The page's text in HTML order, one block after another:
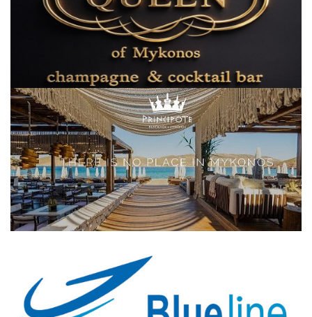
Local Elections 2023
Elections 2023
Γλώσσα
Ελληνικά English